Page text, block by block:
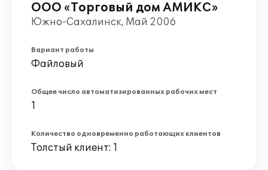
ООО «Торговый дом АМИКС»
Южно-Сахалинск, Май 2006
Вариант работы
Файловый
Общее число автоматизированных рабочих мест
1
Количество одновременно работающих клиентов
Толстый клиент: 1